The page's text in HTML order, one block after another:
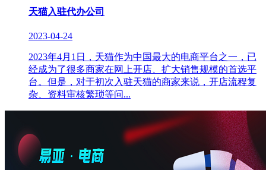
天猫入驻代办公司
2023-04-24
2023年4月1日，天猫作为中国最大的电商平台之一，已
经成为了很多商家在网上开店、扩大销售规模的首选平
台。但是，对于初次入驻天猫的商家来说，开店流程复
杂、资料审核繁琐等问...